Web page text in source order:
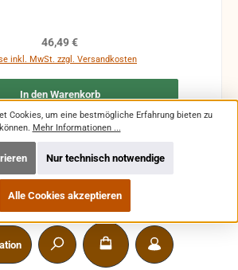
Regulärer Preis:
46,49 €
inkl. MwSt. zzgl. Versandkosten
In den Warenkorb
Cookies, um eine bestmögliche Erfahrung bieten zu
können. Mehr Informationen ...
Nur technisch notwendige
Alle Cookies akzeptieren